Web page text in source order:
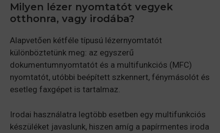
Milyen lézer nyomtatót vegyek
otthonra, vagy irodába?
Alapvetően kétféle típusú lézernyomtatót
különböztetünk meg: az egyszerű
dokumentumnyomtatót és a multifunkciós (MFC)
nyomtatót, utóbbi beépített szkennert, fénymásolót és
esetleg faxgépet is tartalmaz.
Irodai használatra legtöbb esetben egy multifunkciós
készüléket javaslunk, hiszen amíg a papírmentes iroda